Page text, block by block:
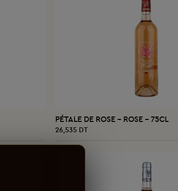
AJOUTER AU PANIER
PÉTALE DE ROSE - ROSE - 75CL
26,535 DT